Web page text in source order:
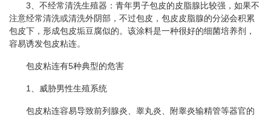
3、不经常清洗生殖器：青年男子包皮的皮脂腺比较强，如果不
注意经常清洗或清洗外阴部，不过包皮，包皮皮脂腺的分泌会积累
包皮下，形成包皮垢豆腐似的。该涂料是一种很好的细菌培养剂，
容易诱发包皮粘连。
包皮粘连有5种典型的危害
1、威胁男性生殖系统
包皮粘连容易导致前列腺炎、睾丸炎、附睾炎输精管等器官的